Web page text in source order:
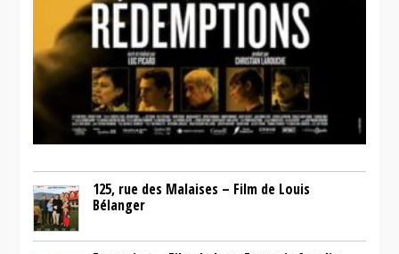
125, rue des Malaises – Film de Louis
Bélanger